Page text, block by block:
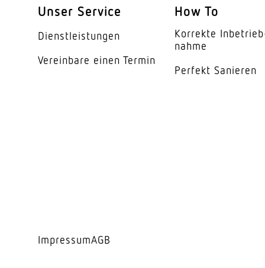
Ausstrahlungswinkel
Herstellergarantie
Unser Service
Dienst­leis­tungen
Vereinbare einen Termin
How To
Korrekte
nahme
Perfekt Sanieren
ImpressumAGB